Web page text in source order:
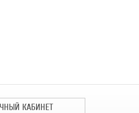
КАБИНЕТ